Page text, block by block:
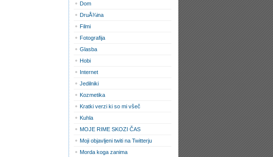
Dom
DruÅ¾ina
Filmi
Fotografija
Glasba
Hobi
Internet
Jedilniki
Kozmetika
Kratki verzi ki so mi všeč
Kuhla
MOJE RIME SKOZI ČAS
Moji objavljeni twiti na Twitterju
Morda koga zanima